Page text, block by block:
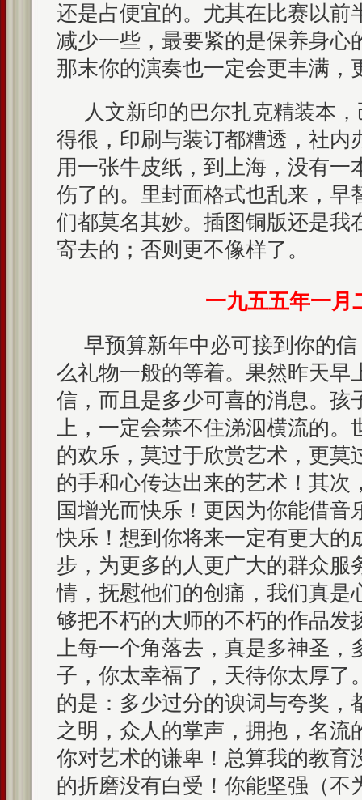
还是占便宜的。尤其在比赛以前
减少一些，最要紧的是保养身心
那末你的演奏也一定会更丰满，
人文新印的巴尔扎克精装本
得很，印刷与装订都糟透，社内
用一张牛皮纸，到上海，没有一
伤了的。里封面格式也乱来，早
们都莫名其妙。插图铜版还是我
寄去的；否则更不像样了。
一九五五年一月
早预算新年中必可接到你的
么礼物一般的等着。果然昨天早
信，而且是多少可喜的消息。孩
上，一定会禁不住涕泅横流的。
的欢乐，莫过于欣赏艺术，更莫
的手和心传达出来的艺术！其次
国增光而快乐！更因为你能借音
快乐！想到你将来一定有更大的
步，为更多的人更广大的群众服
情，抚慰他们的创痛，我们真是
够把不朽的大师的不朽的作品发
上每一个角落去，真是多神圣，
子，你太幸福了，天待你太厚了
的是：多少过分的谀词与夸奖，
之明，众人的掌声，拥抱，名流
你对艺术的谦卑！总算我的教育
的折磨没有白受！你能坚强（不